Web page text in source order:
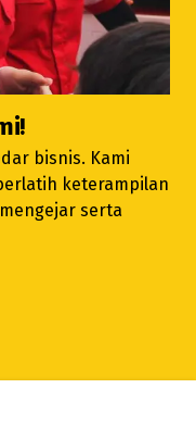
bisnis. Kami
keterampilan
serta